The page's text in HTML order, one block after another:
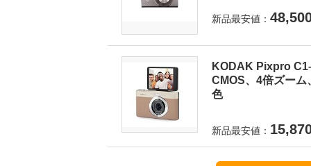
新品最安値：
KODAK Pixpro
CMOS、4倍ズー
色
新品最安値：